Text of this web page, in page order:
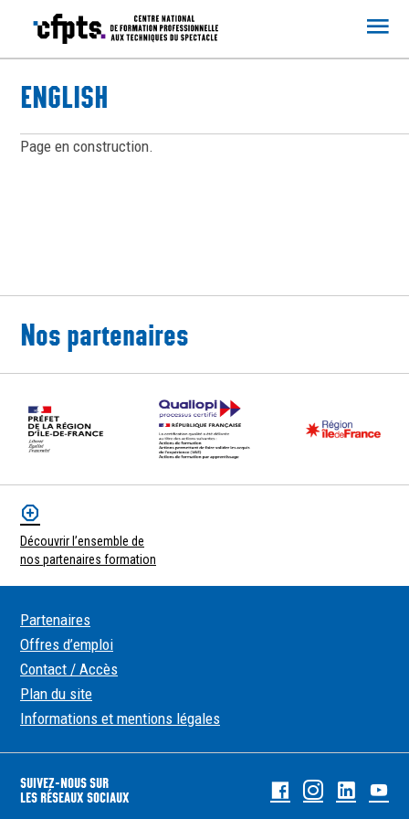
ENGLISH
Page en construction.
Nos partenaires
Découvrir l’ensemble de
nos partenaires formation
Partenaires
Offres d’emploi
Contact / Accès
Plan du site
Informations et mentions légales
SUIVEZ-NOUS SUR
LES RÉSEAUX SOCIAUX
FacebookInstagram